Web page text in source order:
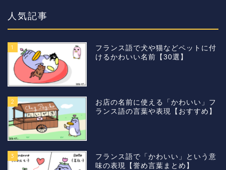
人気記事
1
フランス語で犬や猫などペットに付
けるかわいい名前【30選】
2
お店の名前に使える「かわいい」フ
ランス語の言葉や表現【おすすめ】
3
フランス語で「かわいい」という意
味の表現【誉め言葉まとめ】